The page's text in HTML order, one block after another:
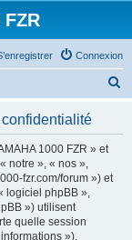
FZR
Connexion
1000 FZR » et
notre », « nos »,
fzr.com/forum ») et
logiciel phpBB »,
») utilisent
quelle session
»).